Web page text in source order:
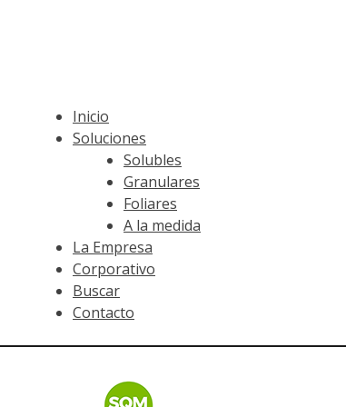
Inicio
Soluciones
Solubles
Granulares
Foliares
A la medida
La Empresa
Corporativo
Buscar
Contacto